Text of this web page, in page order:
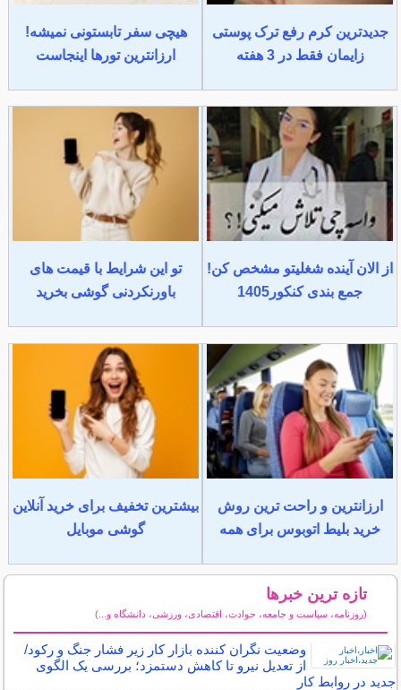
جدیدترین کرم رفع ترک پوستی
زایمان فقط در 3 هفته
هیچی سفر تابستونی نمیشه!
ارزانترین تورها اینجاست
از الان آینده شغلیتو مشخص کن!
جمع بندی کنکور1405
تو این شرایط با قیمت های
باورنکردنی گوشی بخرید
ارزانترین و راحت ترین روش
خرید بلیط اتوبوس برای همه
بیشترین تخفیف برای خرید آنلاین
گوشی موبایل
تازه ترین خبرها
(روزنامه، سیاست و جامعه، حوادث، اقتصادی، ورزشی، دانشگاه و...)
وضعیت نگران کننده بازار کار زیر فشار جنگ و رکود/
از تعدیل نیرو تا کاهش دستمزد؛ بررسی یک الگوی
جدید در روابط کار